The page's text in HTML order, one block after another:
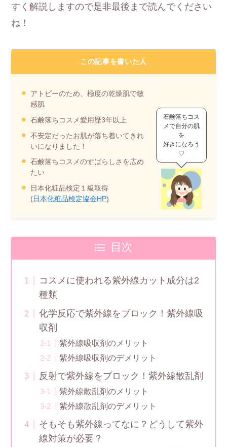
すく解説しますので是非最後まで読んでください
ね！
この記事を書いた人
アトピーのため、極度の乾燥肌で敏
感肌
石鹸落ちコスメ愛用歴3年以上
不安定だったお肌が落ち着いてきれ
いになりました！
石鹸落ちコスメのすばらしさを広め
たい
日本化粧品検定１級取得
(日本化粧品検定協会HP)
石鹸落ちコス
メで自分の肌
を
好きになろう
♡
目次
コスメに使われる紫外線カット成分は2
種類
化学反応で紫外線をブロック！紫外線吸
収剤
紫外線吸収剤のメリット
紫外線吸収剤のデメリット
反射で紫外線をブロック！紫外線散乱剤
紫外線散乱剤のメリット
紫外線散乱剤のデメリット
そもそも紫外線ってなに？どうして紫外
線対策が必要？